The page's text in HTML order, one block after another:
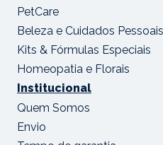
PetCare
Beleza e Cuidados Pessoais
Kits & Fórmulas Especiais
Homeopatia e Florais
Institucional
Quem Somos
Envio